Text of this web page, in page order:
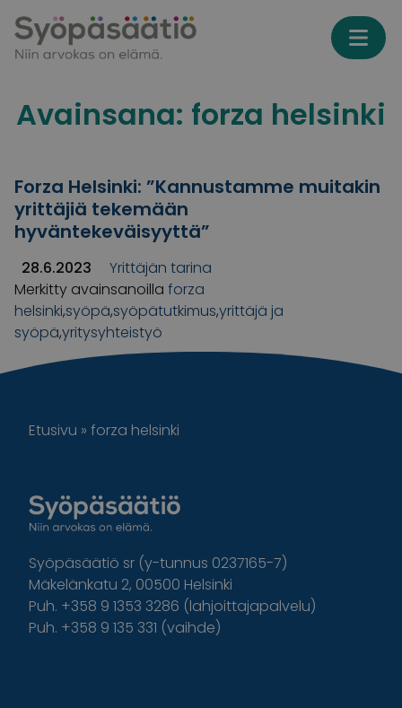
Avainsana: forza helsinki
Forza Helsinki: ”Kannustamme muitakin
yrittäjiä tekemään
hyväntekeväisyyttä”
28.6.2023
Yrittäjän tarina
Merkitty avainsanoilla forza
helsinki,syöpä,syöpätutkimus,yrittäjä ja
syöpä,yritysyhteistyö
Etusivu » forza helsinki
Syöpäsäätiö sr (y-tunnus 0237165-7)
Mäkelänkatu 2, 00500 Helsinki
Puh. +358 9 1353 3286 (lahjoittajapalvelu)
Puh. +358 9 135 331 (vaihde)